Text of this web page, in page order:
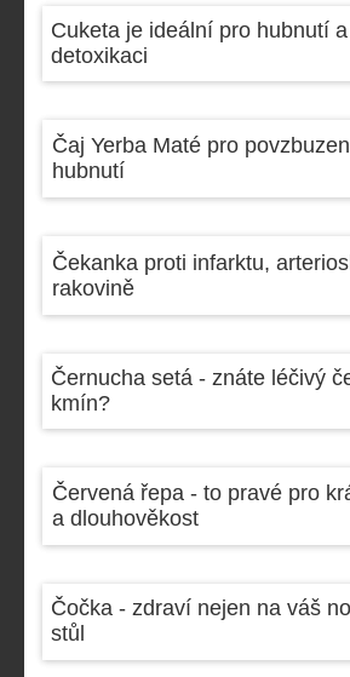
Cuketa je ideální pro hubnutí a
detoxikaci
Čaj Yerba Maté pro
hubnutí
Čekanka proti infarktu,
rakovině
Černucha setá - znáte léčivý
kmín?
Červená řepa - to pravé pro
a dlouhověkost
Čočka - zdraví nejen na váš
stůl